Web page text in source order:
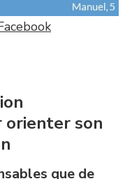
son
que de